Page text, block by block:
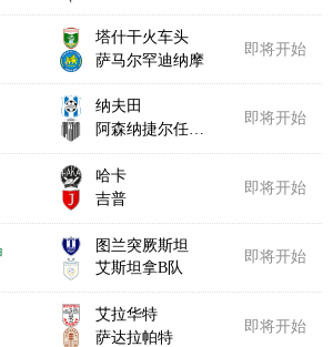
塔什干火车头
萨马尔罕迪纳摩
即将开始
纳夫田
阿森纳捷尔任斯克
即将开始
哈卡
吉普
即将开始
图兰突厥斯坦
艾斯坦拿B队
即将开始
艾拉华特
萨达拉帕特
即将开始